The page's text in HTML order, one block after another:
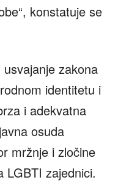
konstatuje se
zakona
identitetu i
i adekvatna
osuda
mržnje i zločine
LGBTI zajednici.